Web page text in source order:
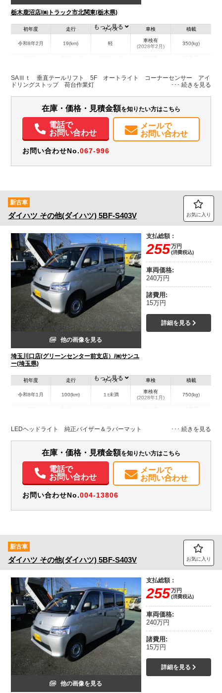
栃木鹿沼店/㈱トラック市北関東(栃木県)
初年度
令和8年2月
走行
19(km)
サイズ
軽
車検
車検有
(2028年2月)
積載
350(kg)
栃木県 -
W:1,470
H:1,780
メンテナンスノート（保証書）
もっと見る
SAⅢｔ 垂直テールリフト 5F オートライト コーナーセンサー アイ
ドリングストップ 荷台作業灯
在庫・価格・見積金額を知りたい方はこちら
電話で
お問い合わせ
メールで
お問い合わせ
お問い合わせNo.067-996
新古車
ダイハツ その他(ダイハツ) 5BF-S403V お気に入り
他の画像を見る
埼玉川口店(グリーンセンター前支店）/㈱サンユ
ー(埼玉県)
支払総額：
255万円
(消費税込)
車両価格:
240万円
諸費用:
15万円
詳細を見る
初年度
令和8年1月
走行
100(km)
サイズ
１t未満
車検
車検有
(2028年1月)
積載
750(kg)
エアコン パワステ パワーウィンドウ ABS エアバッグ
集中ドアロック
記録簿（一部含む）
取扱説明書（一部含む） メンテナンスノート（保証書）
もっと見る
LEDヘッドライト 純正バイザー＆ラバーマット
在庫・価格・見積金額を知りたい方はこちら
電話で
お問い合わせ
メールで
お問い合わせ
お問い合わせNo.004-13806
新古車
ダイハツ その他(ダイハツ) 5BF-S403V お気に入り
他の画像を見る
支払総額：
255万円
(消費税込)
車両価格:
240万円
諸費用:
15万円
詳細を見る